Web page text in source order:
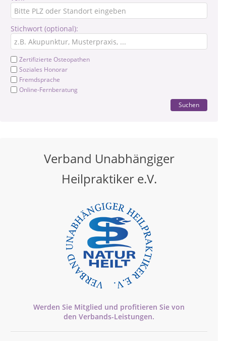
Stichwort (optional):
Zertifizierte Osteopathen
Soziales Honorar
Fremdsprache
Online-Fernberatung
Suchen
Verband Unabhängiger
Heilpraktiker e.V.
Werden Sie Mitglied und profitieren Sie von
den Verbands-Leistungen.